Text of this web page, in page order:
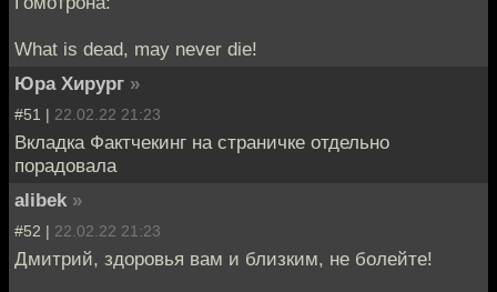
What is dead, may never die!
Юра Хирург »
#51 | 22.02.22 21:23
Вкладка Фактчекинг на страничке отдельно
порадовала
alibek »
#52 | 22.02.22 21:23
Дмитрий, здоровья вам и близким, не болейте!